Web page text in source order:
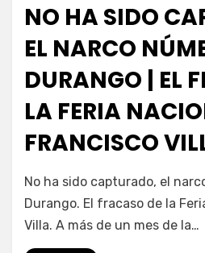
NO HA SIDO
EL NARCO
DURANGO | EL
LA FERIA
FRANCISCO
por Fernando Miranda Servín
No ha sido capturado, el
Durango. El fracaso de la
Villa. A más de un mes de la…